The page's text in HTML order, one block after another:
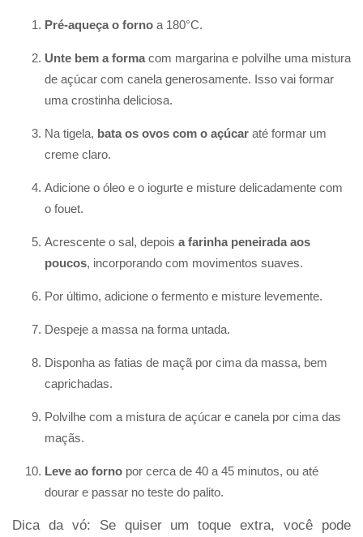
Pré-aqueça o forno a 180°C.
Unte bem a formacom margarina e polvilhe uma mistura
de açúcar com canela generosamente. Isso vai formar
uma crostinha deliciosa.
Na tigela, bata os ovos com o açúcar até formar um
creme claro.
Adicione o óleo e o iogurte e misture delicadamente com
o fouet.
Acrescente o sal, depois a farinha peneirada aos
poucos, incorporando com movimentos suaves.
Por último, adicione o fermento e misture levemente.
Despeje a massa na forma untada.
Disponha as fatias de maçã por cima da massa, bem
caprichadas.
Polvilhe com a mistura de açúcar e canela por cima das
maçãs.
Leve ao forno por cerca de 40 a 45 minutos, ou até
dourar e passar no teste do palito.
Dica da vó: Se quiser um toque extra, você pode